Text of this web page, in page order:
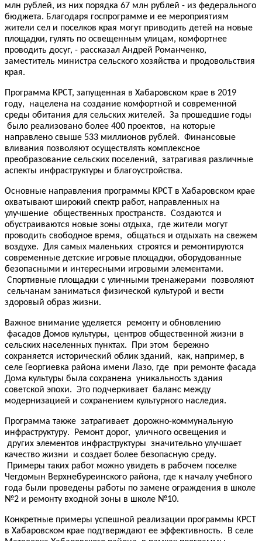
млн рублей, из них порядка 67 млн рублей - из федерального
бюджета. Благодаря госпрограмме и ее мероприятиям
жители сел и поселков края могут приводить детей на новые
площадки, гулять по освещенным улицам, комфортнее
проводить досуг, - рассказал Андрей Романченко,
заместитель министра сельского хозяйства и продовольствия
края.
Программа КРСТ, запущенная в Хабаровском крае в 2019
году, нацелена на создание комфортной и современной
среды обитания для сельских жителей. За прошедшие годы
было реализовано более 400 проектов, на которые
направлено свыше 533 миллионов рублей. Финансовые
вливания позволяют осуществлять комплексное
преобразование сельских поселений, затрагивая различные
аспекты инфраструктуры и благоустройства.
Основные направления программы КРСТ в Хабаровском крае
охватывают широкий спектр работ, направленных на
улучшение общественных пространств. Создаются и
обустраиваются новые зоны отдыха, где жители могут
проводить свободное время, общаться и отдыхать на свежем
воздухе. Для самых маленьких строятся и ремонтируются
современные детские игровые площадки, оборудованные
безопасными и интересными игровыми элементами.
Спортивные площадки с уличными тренажерами позволяют
сельчанам заниматься физической культурой и вести
здоровый образ жизни.
Важное внимание уделяется ремонту и обновлению
фасадов Домов культуры, центров общественной жизни в
сельских населенных пунктах. При этом бережно
сохраняется исторический облик зданий, как, например, в
селе Георгиевка района имени Лазо, где при ремонте фасада
Дома культуры была сохранена уникальность здания
советской эпохи. Это подчеркивает баланс между
модернизацией и сохранением культурного наследия.
Программа также затрагивает дорожно-коммунальную
инфраструктуру. Ремонт дорог, уличного освещения и
других элементов инфраструктуры значительно улучшает
качество жизни и создает более безопасную среду.
Примеры таких работ можно увидеть в рабочем поселке
Чегдомын Верхнебуреинского района, где к началу учебного
года были проведены работы по замене ограждения в школе
№2 и ремонту входной зоны в школе №10.
Конкретные примеры успешной реализации программы КРСТ
в Хабаровском крае подтверждают ее эффективность. В селе